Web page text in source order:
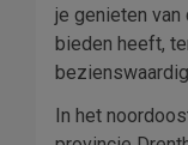
je genieten
bieden heeft,
In het